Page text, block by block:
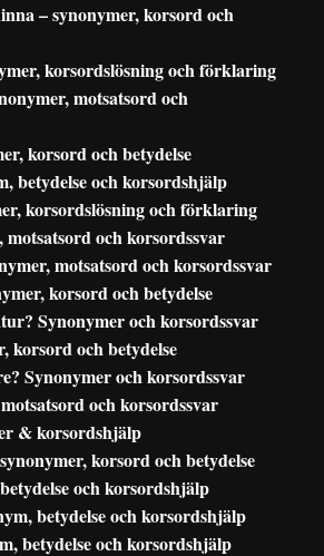
– synonymer, korsord och
korsordslösning och förklaring
motsatsord och
korsord och betydelse
betydelse och korsordshjälp
korsordslösning och förklaring
och korsordssvar
motsatsord och korsordssvar
korsord och betydelse
Synonymer och korsordssvar
korsord och betydelse
Synonymer och korsordssvar
och korsordssvar
& korsordshjälp
korsord och betydelse
och korsordshjälp
betydelse och korsordshjälp
betydelse och korsordshjälp